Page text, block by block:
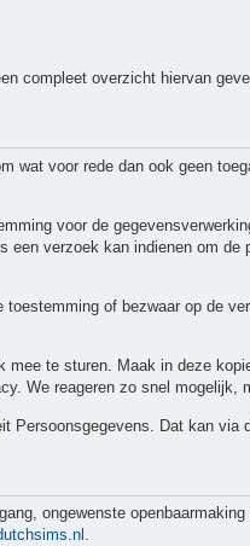
compleet overzicht hiervan
wat voor rede dan ook geen
voor de
verzoek kan indienen om
of bezwaar op de
te sturen. Maak in deze
We reageren zo snel mogelijk,
Persoonsgegevens. Dat kan via
ongewenste
.